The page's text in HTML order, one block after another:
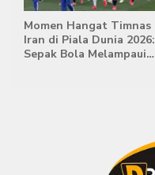
Momen Hangat Timnas
Iran di Piala Dunia 2026:
Sepak Bola Melampaui